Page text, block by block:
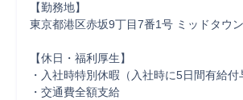
【勤務地】
東京都港区赤坂9丁目7番1号 ミッドタウ
【休日・福利厚生】
・入社時特別休暇（入社時に5日間有給付
・交通費全額支給